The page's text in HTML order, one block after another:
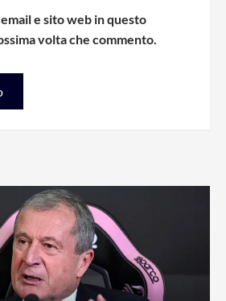
e sito web in questo
volta che commento.